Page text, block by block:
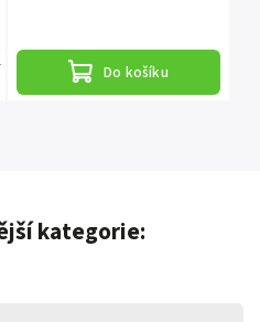
OS SW003-25-72105-OS
Do košíku
kategorie: